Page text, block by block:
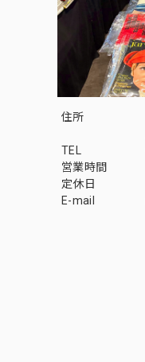
住所
TEL
営業時間
定休日
E-mail